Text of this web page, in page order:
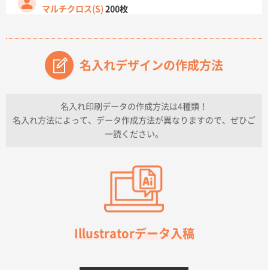
マルチクロス(S) 200枚
原稿データ流用が可能で価格が妥当なこと
兵庫県のお客様
チケットホルダー ダブルポケット
上記のとおりです。
柳さんの対応が素晴らしかった。
フレキソレジ袋 Uバッグ 35号
5000枚
2026年06月28日 15:14
名入れデザインの作成方法
名入れ印刷データの作成方法は4種類！
名入れ方法によって、データ作成方法が異なりますので、ぜひご
一読ください。
Illustratorデータ入稿